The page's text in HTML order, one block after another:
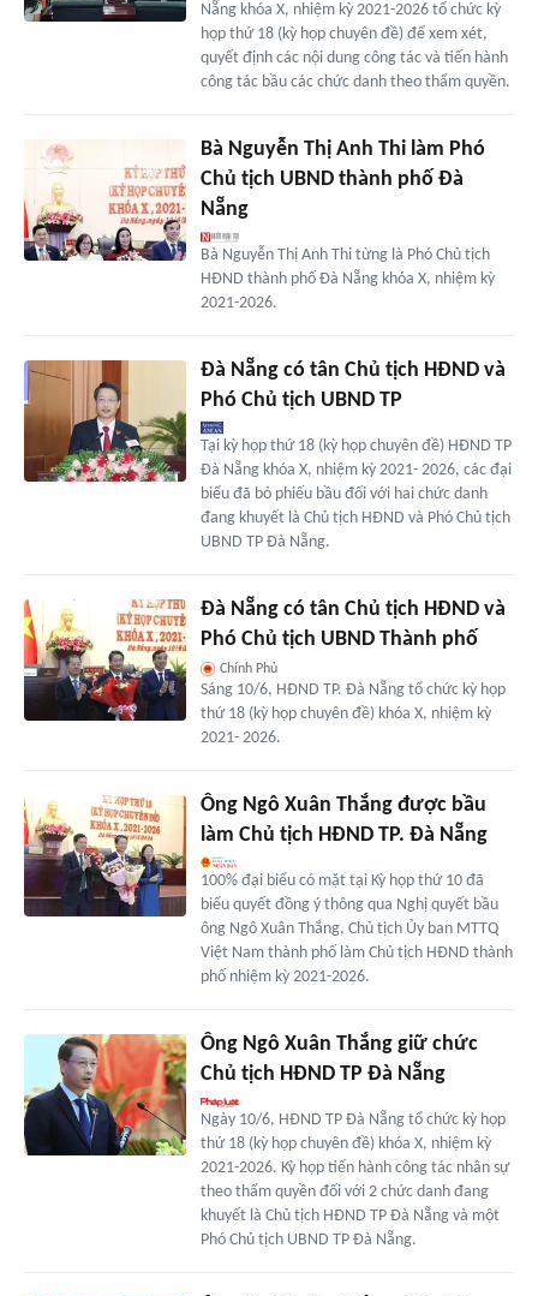
Nẵng khóa X, nhiệm kỳ 2021-2026 tổ chức kỳ
họp thứ 18 (kỳ họp chuyên đề) để xem xét,
quyết định các nội dung công tác và tiến hành
công tác bầu các chức danh theo thẩm quyền.
Bà Nguyễn Thị Anh Thi làm Phó
Chủ tịch UBND thành phố Đà
Nẵng
Bà Nguyễn Thị Anh Thi từng là Phó Chủ tịch
HĐND thành phố Đà Nẵng khóa X, nhiệm kỳ
2021-2026.
Đà Nẵng có tân Chủ tịch HĐND và
Phó Chủ tịch UBND TP
Tại kỳ họp thứ 18 (kỳ họp chuyên đề) HĐND TP
Đà Nẵng khóa X, nhiệm kỳ 2021- 2026, các đại
biểu đã bỏ phiếu bầu đối với hai chức danh
đang khuyết là Chủ tịch HĐND và Phó Chủ tịch
UBND TP Đà Nẵng.
Đà Nẵng có tân Chủ tịch HĐND và
Phó Chủ tịch UBND Thành phố
Chính Phủ
Sáng 10/6, HĐND TP. Đà Nẵng tổ chức kỳ họp
thứ 18 (kỳ họp chuyên đề) khóa X, nhiệm kỳ
2021- 2026.
Ông Ngô Xuân Thắng được bầu
làm Chủ tịch HĐND TP. Đà Nẵng
100% đại biểu có mặt tại Kỳ họp thứ 10 đã
biểu quyết đồng ý thông qua Nghị quyết bầu
ông Ngô Xuân Thắng, Chủ tịch Ủy ban MTTQ
Việt Nam thành phố làm Chủ tịch HĐND thành
phố nhiệm kỳ 2021-2026.
Ông Ngô Xuân Thắng giữ chức
Chủ tịch HĐND TP Đà Nẵng
Ngày 10/6, HĐND TP Đà Nẵng tổ chức kỳ họp
thứ 18 (kỳ họp chuyên đề) khóa X, nhiệm kỳ
2021-2026. Kỳ họp tiến hành công tác nhân sự
theo thẩm quyền đối với 2 chức danh đang
khuyết là Chủ tịch HĐND TP Đà Nẵng và một
Phó Chủ tịch UBND TP Đà Nẵng.